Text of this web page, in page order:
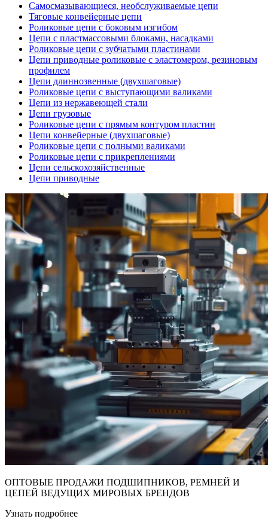
Самосмазывающиеся, необслуживаемые цепи
Тяговые конвейерные цепи
Роликовые цепи с боковым изгибом
Цепи с пластмассовыми блоками, насадками
Роликовые цепи с зубчатыми пластинами
Цепи приводные роликовые с эластомером, резиновым
профилем
Цепи длиннозвенные (двухшаговые)
Роликовые цепи с выступающими валиками
Цепи из нержавеющей стали
Цепи грузовые
Роликовые цепи с прямым контуром пластин
Цепи конвейерные (двухшаговые)
Роликовые цепи с полными валиками
Роликовые цепи с прикреплениями
Цепи сельскохозяйственные
Цепи приводные
ОПТОВЫЕ ПРОДАЖИ ПОДШИПНИКОВ, РЕМНЕЙ И
ЦЕПЕЙ ВЕДУЩИХ МИРОВЫХ БРЕНДОВ
Узнать подробнее